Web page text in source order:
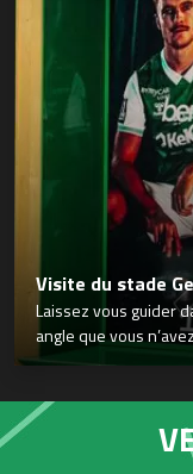
Visite du stade
Laissez vous guider
angle que vous